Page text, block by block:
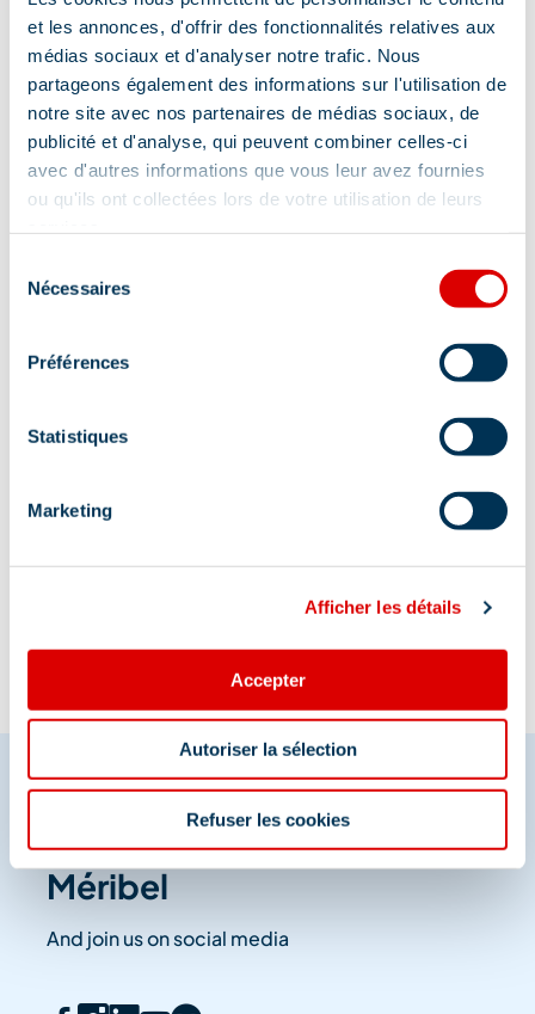
et les annonces, d'offrir des fonctionnalités relatives aux
médias sociaux et d'analyser notre trafic. Nous
partageons également des informations sur l'utilisation de
notre site avec nos partenaires de médias sociaux, de
publicité et d'analyse, qui peuvent combiner celles-ci
avec d'autres informations que vous leur avez fournies
ou qu'ils ont collectées lors de votre utilisation de leurs
Nécessaires
Préférences
Statistiques
Marketing
Afficher les détails
Accepter
Autoriser la sélection
Refuser les cookies
Share your moments in
Méribel
And join us on social media